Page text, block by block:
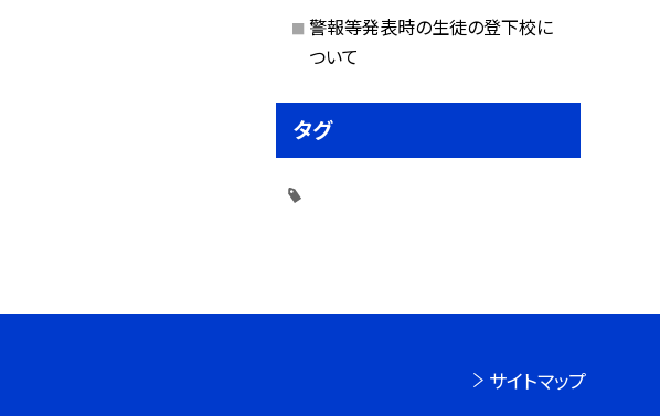
警報等発表時の生徒の登下校に
ついて
タグ
サイトマップ